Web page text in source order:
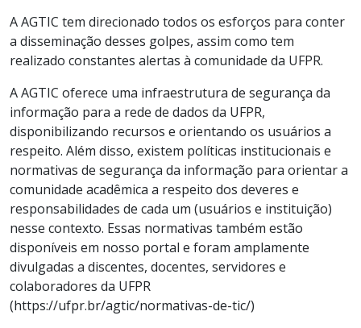
A AGTIC tem direcionado todos os esforços para conter
a disseminação desses golpes, assim como tem
realizado constantes alertas à comunidade da UFPR.
A AGTIC oferece uma infraestrutura de segurança da
informação para a rede de dados da UFPR,
disponibilizando recursos e orientando os usuários a
respeito. Além disso, existem políticas institucionais e
normativas de segurança da informação para orientar a
comunidade acadêmica a respeito dos deveres e
responsabilidades de cada um (usuários e instituição)
nesse contexto. Essas normativas também estão
disponíveis em nosso portal e foram amplamente
divulgadas a discentes, docentes, servidores e
colaboradores da UFPR
(https://ufpr.br/agtic/normativas-de-tic/)